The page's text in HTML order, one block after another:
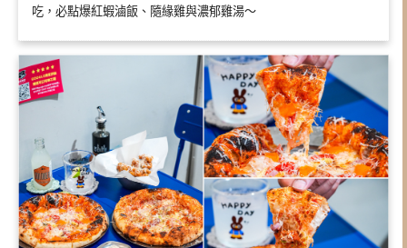
吃，必點爆紅蝦滷飯、隨緣雞與濃郁雞湯～